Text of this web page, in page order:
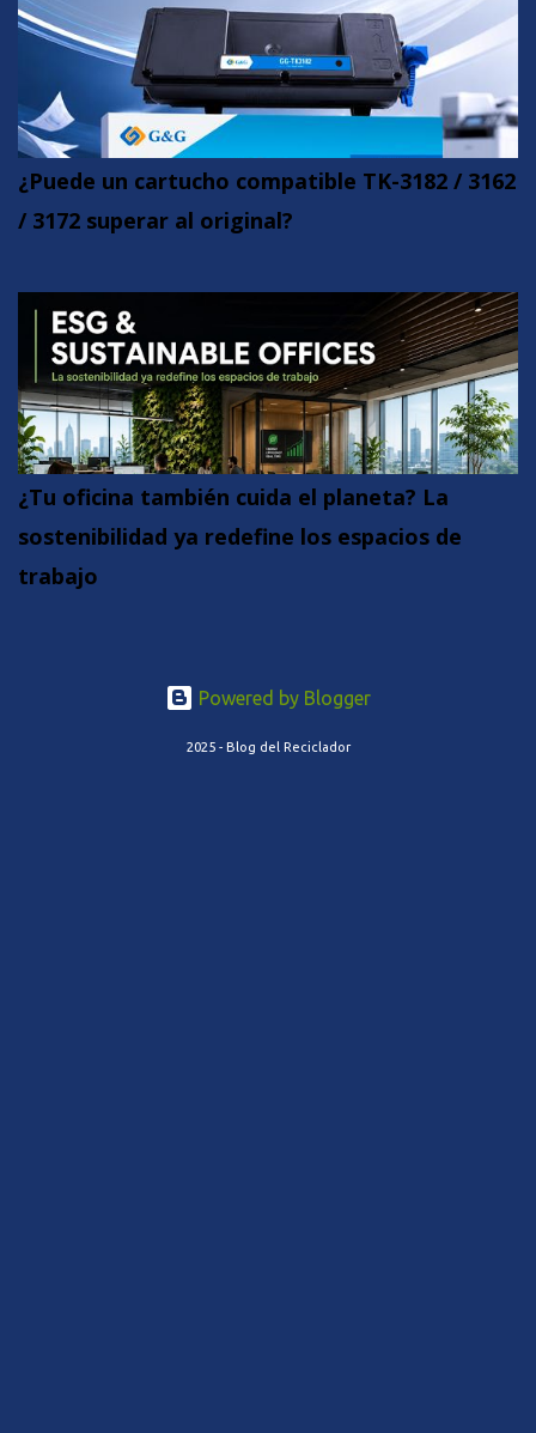
¿Puede un cartucho compatible TK-3182 / 3162
/ 3172 superar al original?
¿Tu oficina también cuida el planeta? La
sostenibilidad ya redefine los espacios de
trabajo
Powered by Blogger
2025 - Blog del Reciclador